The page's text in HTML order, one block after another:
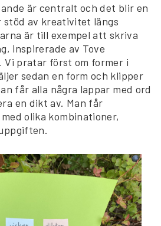
är centralt och det blir en
stöd av kreativitet längs
är till exempel att skriva
inspirerade av Tove
Vi pratar först om former i
sedan en form och klipper
får alla några lappar med ord
en dikt av. Man får
olika kombinationer,